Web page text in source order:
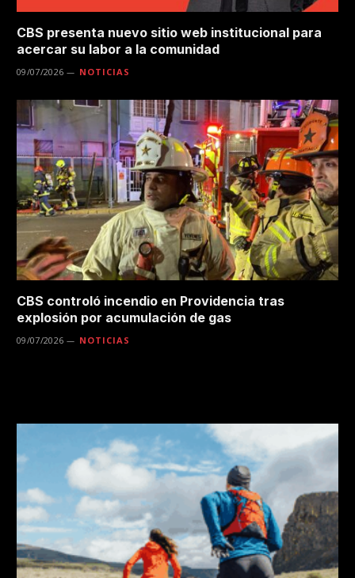
CBS presenta nuevo sitio web institucional para
acercar su labor a la comunidad
09/07/2026 NOTICIAS
CBS controló incendio en Providencia tras
explosión por acumulación de gas
09/07/2026 NOTICIAS